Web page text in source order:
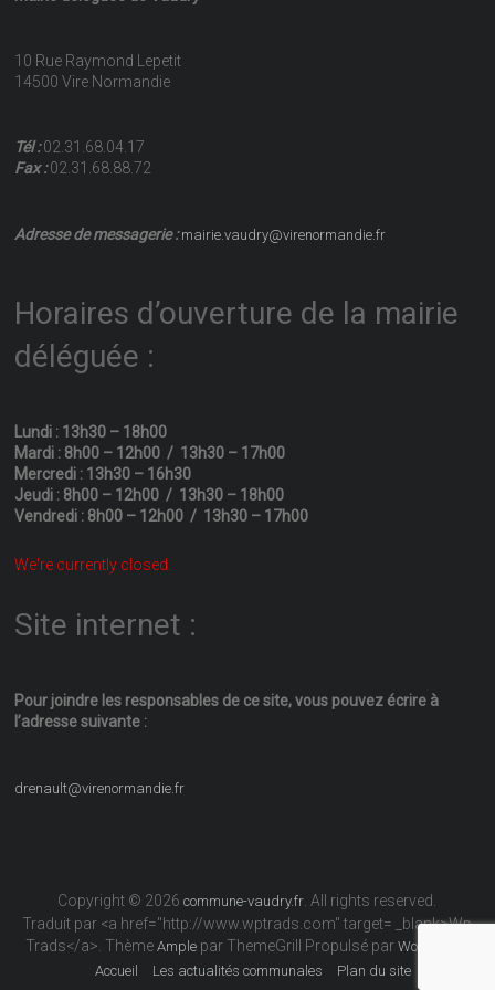
10 Rue Raymond Lepetit
14500 Vire Normandie
Tél :02.31.68.04.17
Fax :02.31.68.88.72
Adresse de messagerie :mairie.vaudry@virenormandie.fr
Horaires d’ouverture de la mairie
déléguée :
Lundi : 13h30 – 18h00
Mardi : 8h00 – 12h00 / 13h30 – 17h00
Mercredi : 13h30 – 16h30
Jeudi : 8h00 – 12h00 / 13h30 – 18h00
Vendredi : 8h00 – 12h00 / 13h30 – 17h00
We're currently closed.
Site internet :
Pour joindre les responsables de ce site, vous pouvez écrire à
l’adresse suivante :
drenault@virenormandie.fr
Copyright © 2026commune-vaudry.fr . All rights reserved.
Traduit par <a href="http://www.wptrads.com" target= _blank>Wp
Trads</a>. ThèmeAmple par ThemeGrill Propulsé parWordPress
Accueil
Les actualités communales Plan du site